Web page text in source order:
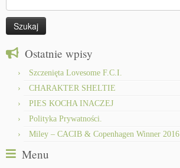
Ostatnie wpisy
Szczenięta Lovesome F.C.I.
CHARAKTER SHELTIE
PIES KOCHA INACZEJ
Polityka Prywatności.
Miley – CACIB & Copenhagen Winner 2016
Menu